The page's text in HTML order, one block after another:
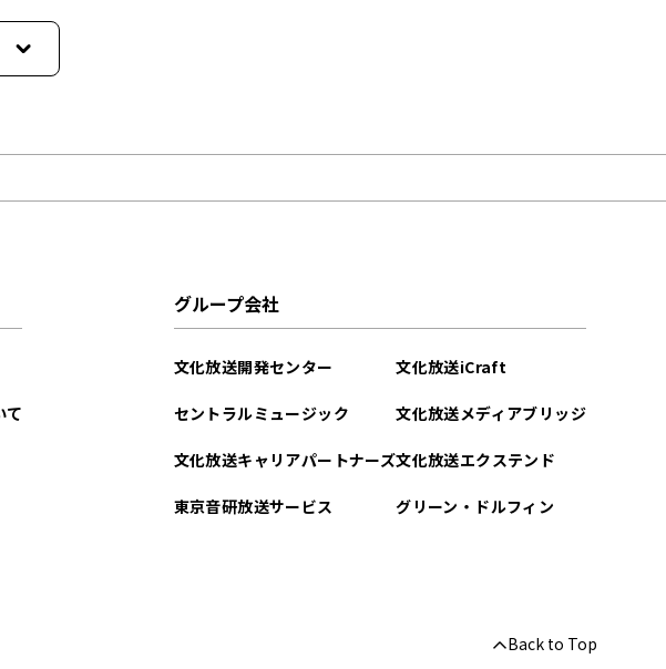
て
グループ会社
文化放送開発センター
セントラルミュージック
文化放送キャリアパートナーズ
東京音研放送サービス
文化放送iCraft
文化放送メディアブリッジ
文化放送エクステンド
グリーン・ドルフィン
Back to Top